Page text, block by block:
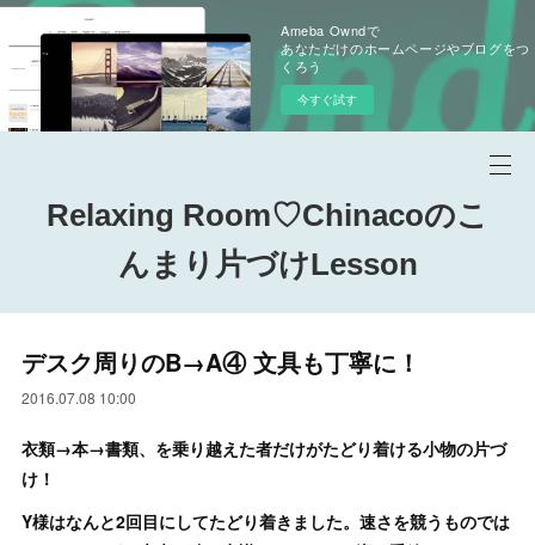
Ameba Owndで
あなただけのホームページやブログをつ
くろう
今すぐ試す
Relaxing Room♡Chinacoのこ
んまり片づけLesson
デスク周りのB→A④ 文具も丁寧に！
2016.07.08 10:00
衣類→本→書類、を乗り越えた者だけがたどり着ける小物の片づ
け！
Y様はなんと2回目にしてたどり着きました。速さを競うものでは